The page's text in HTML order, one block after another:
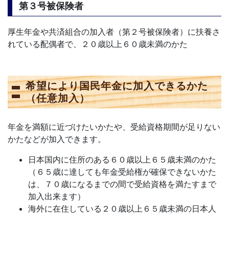
第３号被保険者
厚生年金や共済組合の加入者（第２号被保険者）に扶養さ
れている配偶者で、２０歳以上６０歳未満のかた
希望により国民年金に加入できるかた
（任意加入）
年金を満額に近づけたいかたや、受給資格期間が足りない
かたなどが加入できます。
日本国内に住所のある６０歳以上６５歳未満のかた
（６５歳に達しても年金受給権が確保できないかた
は、７０歳になるまでの間で受給資格を満たすまで
加入出来ます）
海外に在住している２０歳以上６５歳未満の日本人